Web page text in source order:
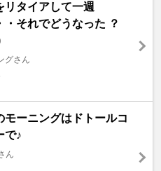
リタイアして一週
・それでどうなった ？
グさん
モーニングはドトールコ
で♪
ん